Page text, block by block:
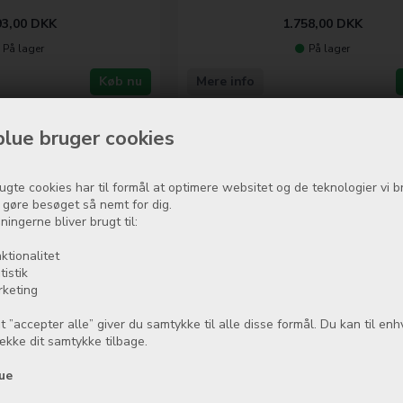
bruger cookies
cookies har til formål at optimere websitet og de teknologier vi
besøget så nemt for dig.
bliver brugt til:
”accepter alle” giver du samtykke til alle disse formål. Du kan til
dit samtykke tilbage.
DKK
På lager
Køb nu
1.758,00 DKK
På lager
Mere info
128GB - Ocean Blue
DKK
På lager